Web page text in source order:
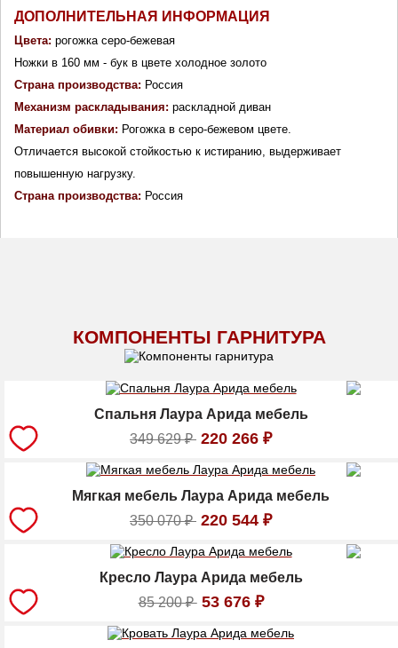
ДОПОЛНИТЕЛЬНАЯ ИНФОРМАЦИЯ
Цвета: рогожка серо-бежевая
Ножки в 160 мм - бук в цвете холодное золото
Страна производства: Россия
Механизм раскладывания: раскладной диван
Материал обивки: Рогожка в серо-бежевом цвете.
Отличается высокой стойкостью к истиранию, выдерживает
повышенную нагрузку.
Страна производства: Россия
КОМПОНЕНТЫ ГАРНИТУРА
Спальня Лаура Арида мебель
349 629₽ 220 266 ₽
Мягкая мебель Лаура Арида мебель
350 070₽ 220 544 ₽
Кресло Лаура Арида мебель
85 200₽ 53 676 ₽